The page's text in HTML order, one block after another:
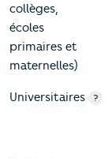
collèges,
écoles
primaires et
maternelles)
Universitaires ?